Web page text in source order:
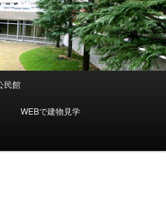
民館
WEBで建物見学